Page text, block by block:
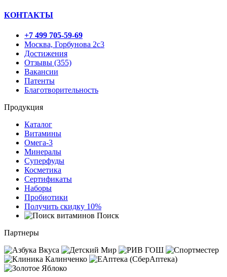
КОНТАКТЫ
+7 499 705-59-69
Москва, Горбунова 2с3
Достижения
Отзывы (355)
Вакансии
Патенты
Благотворительность
Продукция
Каталог
Витамины
Омега-3
Минералы
Суперфуды
Косметика
Сертификаты
Наборы
Пробиотики
Получить скидку 10%
Поиск
Партнеры